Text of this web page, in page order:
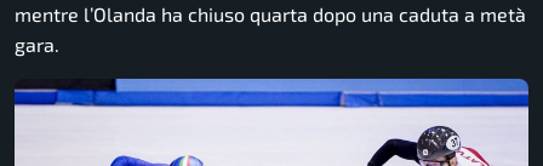
mentre l’Olanda ha chiuso quarta dopo una caduta a metà
gara.